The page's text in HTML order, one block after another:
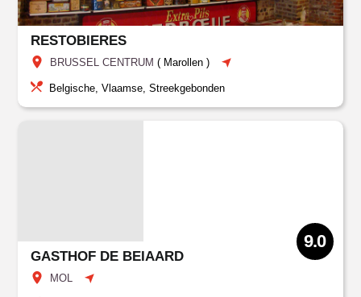
RESTOBIERES
BRUSSEL CENTRUM ( Marollen )
Belgische, Vlaamse, Streekgebonden
GASTHOF DE BEIAARD
MOL
9.0